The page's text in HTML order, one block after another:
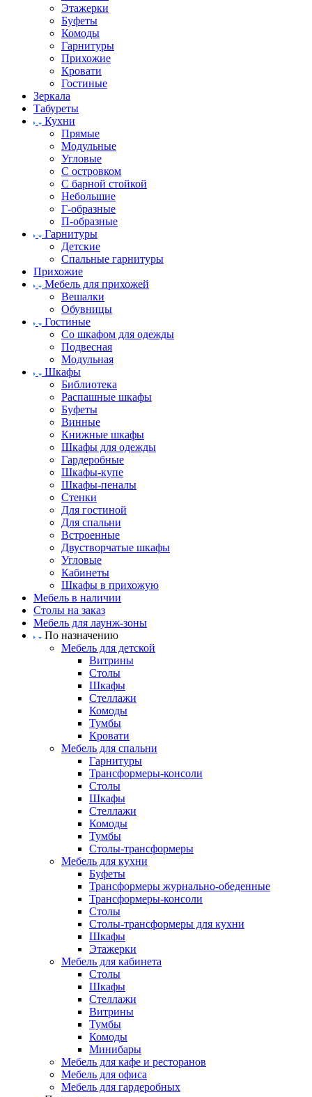
Этажерки
Буфеты
Комоды
Гарнитуры
Прихожие
Кровати
Гостиные
Зеркала
Табуреты
Кухни
Прямые
Модульные
Угловые
С островком
С барной стойкой
Небольшие
Г-образные
П-образные
Гарнитуры
Детские
Спальные гарнитуры
Прихожие
Мебель для прихожей
Вешалки
Обувницы
Гостиные
Со шкафом для одежды
Подвесная
Модульная
Шкафы
Библиотека
Распашные шкафы
Буфеты
Винные
Книжные шкафы
Шкафы для одежды
Гардеробные
Шкафы-купе
Шкафы-пеналы
Стенки
Для гостиной
Для спальни
Встроенные
Двустворчатые шкафы
Угловые
Кабинеты
Шкафы в прихожую
Мебель в наличии
Столы на заказ
Мебель для лаунж-зоны
По назначению
Мебель для детской
Витрины
Столы
Шкафы
Стеллажи
Комоды
Тумбы
Кровати
Мебель для спальни
Гарнитуры
Трансформеры-консоли
Столы
Шкафы
Стеллажи
Комоды
Тумбы
Столы-трансформеры
Мебель для кухни
Буфеты
Трансформеры журнально-обеденные
Трансформеры-консоли
Столы
Столы-трансформеры для кухни
Шкафы
Этажерки
Мебель для кабинета
Столы
Шкафы
Стеллажи
Витрины
Тумбы
Комоды
Минибары
Мебель для кафе и ресторанов
Мебель для офиса
Мебель для гардеробных